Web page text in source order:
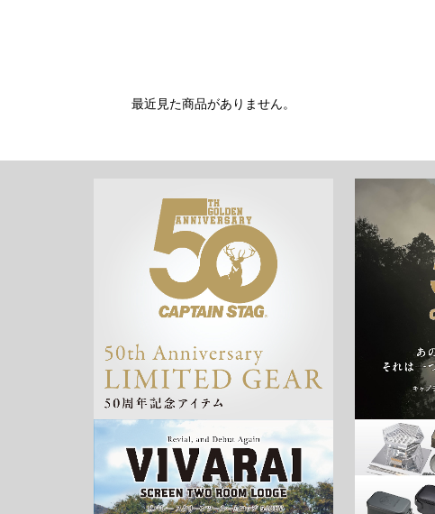
最近見た商品がありません。